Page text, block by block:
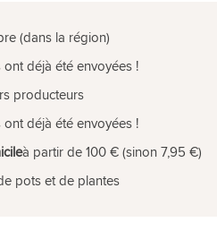
(dans la région)
déjà été envoyées !
producteurs
déjà été envoyées !
à partir de 100 € (sinon 7,95 €)
pots et de plantes